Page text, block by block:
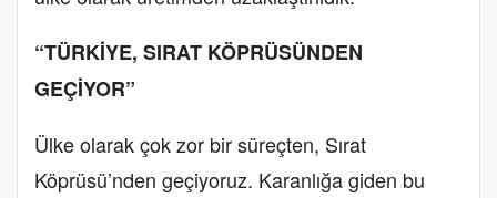
“TÜRKİYE, SIRAT KÖPRÜSÜNDEN
GEÇİYOR”
Ülke olarak çok zor bir süreçten, Sırat
Köprüsü’nden geçiyoruz. Karanlığa giden bu